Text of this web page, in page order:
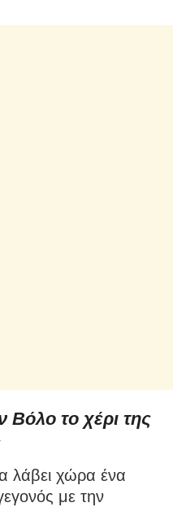
το χέρι της
λάβει χώρα ένα
με την